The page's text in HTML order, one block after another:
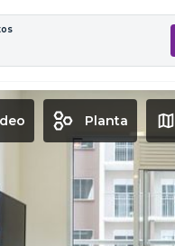
Planta